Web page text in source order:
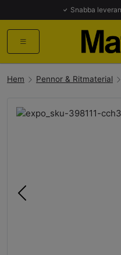
Snabba
Hem Pennor & Ritmaterial
Föregående